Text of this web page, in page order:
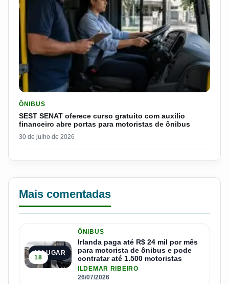
ÔNIBUS
SEST SENAT oferece curso gratuito com auxílio
financeiro abre portas para motoristas de ônibus
30 de julho de 2026
Mais comentadas
1º LUGAR
18
ÔNIBUS
Irlanda paga até R$ 24 mil por mês
para motorista de ônibus e pode
contratar até 1.500 motoristas
ILDEMAR RIBEIRO
26/07/2026